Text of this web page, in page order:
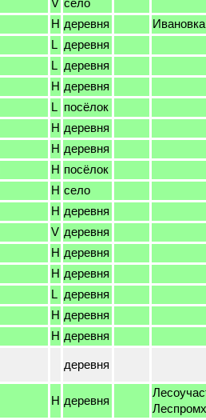
H деревня
Ивановка
L деревня
L деревня
H деревня
L посёлок
H деревня
H деревня
H посёлок
H село
H деревня
V деревня
H деревня
H деревня
L деревня
H деревня
H деревня
деревня
H деревня